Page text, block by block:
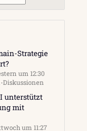
Strategie
um 12:30
unterstützt
mit
um 11:27